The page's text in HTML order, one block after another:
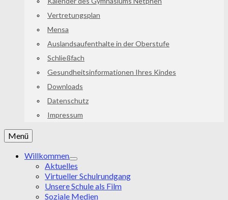
Vertretungsplan
Mensa
Auslandsaufenthalte in der Oberstufe
Schließfach
Gesundheitsinformationen Ihres Kindes
Downloads
Datenschutz
Impressum
Menü
Willkommen
Aktuelles
Virtueller Schulrundgang
Unsere Schule als Film
Soziale Medien